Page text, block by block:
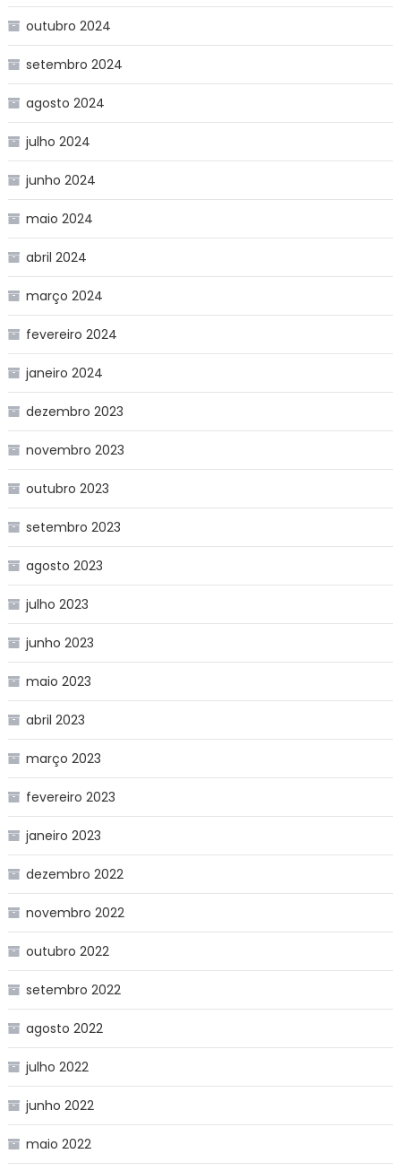
outubro 2024
setembro 2024
agosto 2024
julho 2024
junho 2024
maio 2024
abril 2024
março 2024
fevereiro 2024
janeiro 2024
dezembro 2023
novembro 2023
outubro 2023
setembro 2023
agosto 2023
julho 2023
junho 2023
maio 2023
abril 2023
março 2023
fevereiro 2023
janeiro 2023
dezembro 2022
novembro 2022
outubro 2022
setembro 2022
agosto 2022
julho 2022
junho 2022
maio 2022